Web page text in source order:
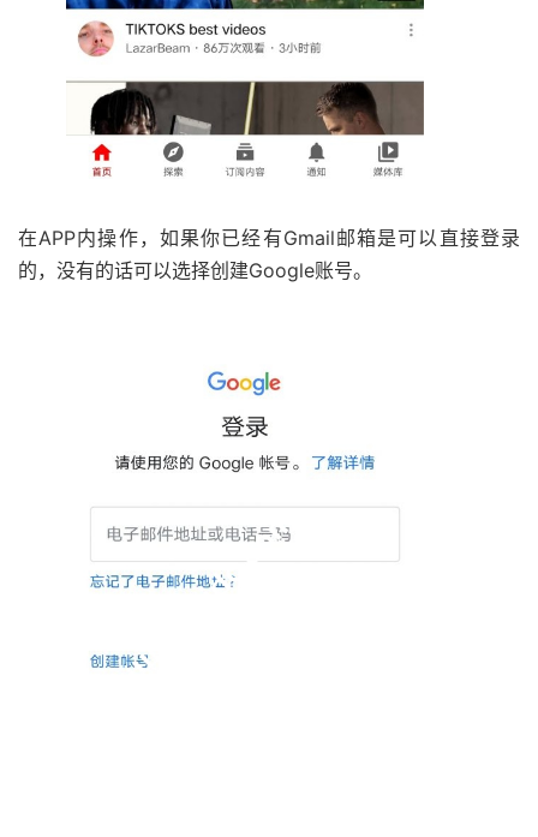
在APP内操作，如果你已经有Gmail邮箱是可以直接登录
的，没有的话可以选择创建Google账号。